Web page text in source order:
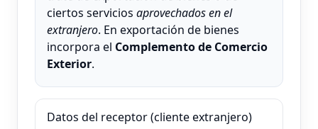
ciertos servicios aprovechados en el
extranjero. En exportación de bienes
incorpora el Complemento de Comercio
Exterior.
Datos del receptor (cliente extranjero)